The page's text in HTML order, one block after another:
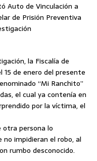
Auto de Vinculación a
de Prisión Preventiva
la Fiscalía de
de enero del presente
“Mi Ranchito”
el cual ya contenía en
por la víctima, el
persona lo
impidieran el robo, al
rumbo desconocido.